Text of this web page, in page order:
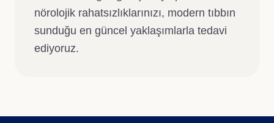
nörolojik rahatsızlıklarınızı, modern tıbbın
sunduğu en güncel yaklaşımlarla tedavi
ediyoruz.
Uzm. Dr. Aslı Sert SUNAL